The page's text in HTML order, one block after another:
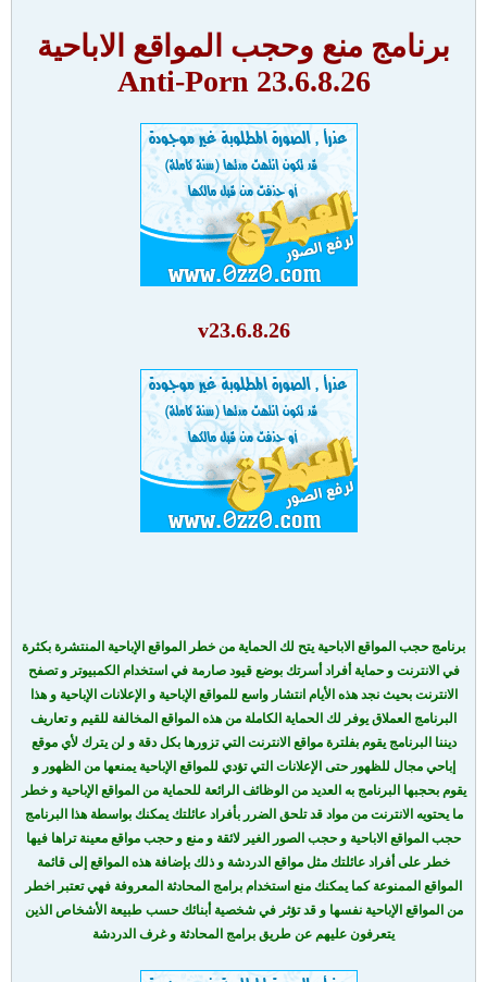
برنامج منع وحجب المواقع الاباحية
Anti-Porn 23.6.8.26
v23.6.8.26
برنامج حجب المواقع الاباحية يتح لك الحماية من خطر المواقع الإباحية المنتشرة بكثرة
في الانترنت و حماية أفراد أسرتك بوضع قيود صارمة في استخدام الكمبيوتر و تصفح
الانترنت بحيث نجد هذه الأيام انتشار واسع للمواقع الإباحية و الإعلانات الإباحية و هذا
البرنامج العملاق يوفر لك الحماية الكاملة من هذه المواقع المخالفة للقيم و تعاريف
ديننا البرنامج يقوم بفلترة مواقع الانترنت التي تزورها بكل دقة و لن يترك لأي موقع
إباحي مجال للظهور حتى الإعلانات التي تؤدي للمواقع الإباحية يمنعها من الظهور و
يقوم بحجبها البرنامج به العديد من الوظائف الرائعة للحماية من المواقع الإباحية و خطر
ما يحتويه الانترنت من مواد قد تلحق الضرر بأفراد عائلتك يمكنك بواسطة هذا البرنامج
حجب المواقع الاباحية و حجب الصور الغير لائقة و منع و حجب مواقع معينة تراها فيها
خطر على أفراد عائلتك مثل مواقع الدردشة و ذلك بإضافة هذه المواقع إلى قائمة
المواقع الممنوعة كما يمكنك منع استخدام برامج المحادثة المعروفة فهي تعتبر اخطر
من المواقع الإباحية نفسها و قد تؤثر في شخصية أبنائك حسب طبيعة الأشخاص الذين
يتعرفون عليهم عن طريق برامج المحادثة و غرف الدردشة